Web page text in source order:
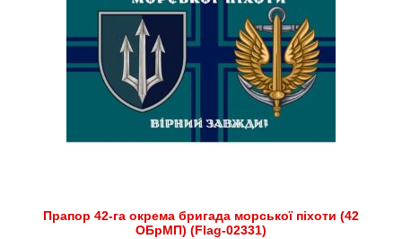
Прапор 42-га окрема бригада морської піхоти (42
ОБрМП) (Flag-02331)